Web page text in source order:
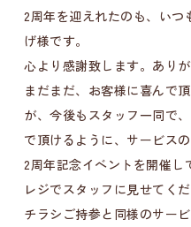
2周年を迎えれたのも、い
げ様です。
心より感謝致します。ありが
まだまだ、お客様に喜んで
が、今後もスタッフ一同で
で頂けるように、サービス
2周年記念イベントを開催し
レジでスタッフに見せてくだ
チラシご持参と同様のサー